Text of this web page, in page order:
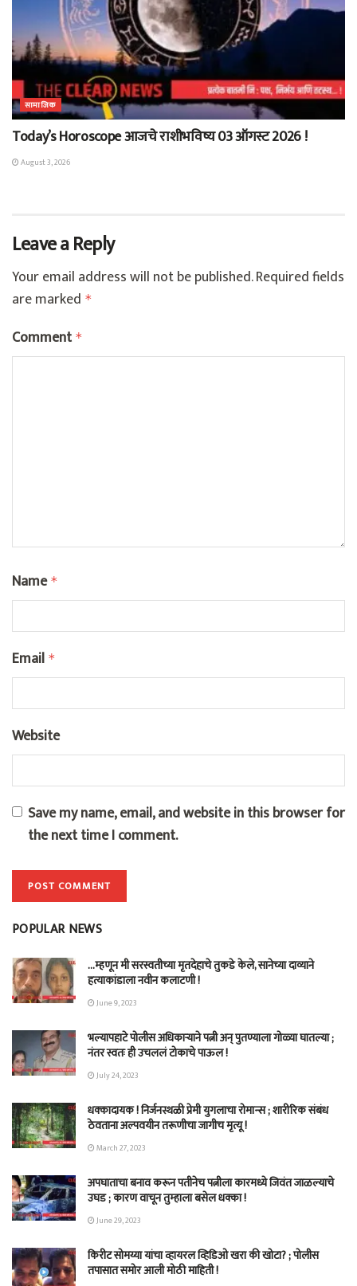
सामाजिक
Today’s Horoscope आजचे राशीभविष्य 03 ऑगस्ट 2026 !
August 3, 2026
Leave a Reply
Your email address will not be published.Required fields
are marked *
Comment *
Name *
Email *
Website
Save my name, email, and website in this browser for
the next time I comment.
POPULAR NEWS
…म्हणून मी सरस्वतीच्या मृतदेहाचे तुकडे केले, सानेच्या दाव्याने
हत्याकांडाला नवीन कलाटणी !
June 9, 2023
भल्यापहाटे पोलीस अधिकाऱ्याने पत्नी अन् पुतण्याला गोळ्या घातल्या ;
नंतर स्वतः ही उचललं टोकाचे पाऊल !
July 24, 2023
धक्कादायक ! निर्जनस्थळी प्रेमी युगलाचा रोमान्स ; शारीरिक संबंध
ठेवताना अल्पवयीन तरूणीचा जागीच मृत्यू !
March 27, 2023
अपघाताचा बनाव करून पतीनेच‎ पत्नीला कारमध्ये जिवंत जाळल्याचे
उघड ; कारण वाचून तुम्हाला बसेल धक्का !
June 29, 2023
किरीट सोमय्या यांचा व्हायरल व्हिडिओ खरा की खोटा? ; पोलीस
तपासात समोर आली मोठी माहिती !